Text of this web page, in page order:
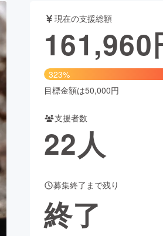
・パフォーマンス
ド・飲食店 フ
メ・漫画
ーティー・ヘルスケア
Creation
ュニティ
現在の支援総額
161,960
323%
目標金額は50,000円
支援者数
22人
募集終了まで残り
終了